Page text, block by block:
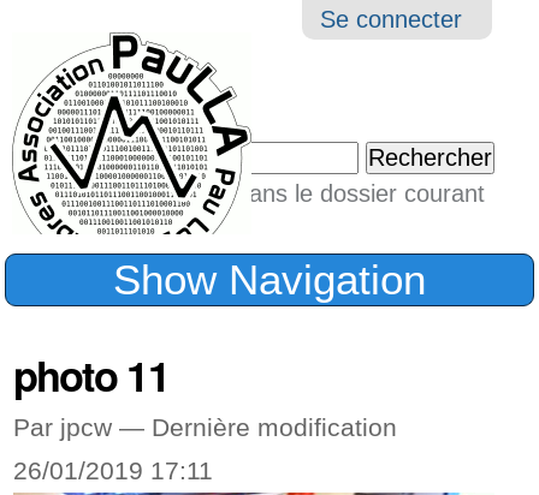
Outils
Se connecter
Chercher par
Seulement dans le dossier courant
Recherche
Show Navigation
photo 11
Par jpcw — Dernière modification
26/01/2019 17:11